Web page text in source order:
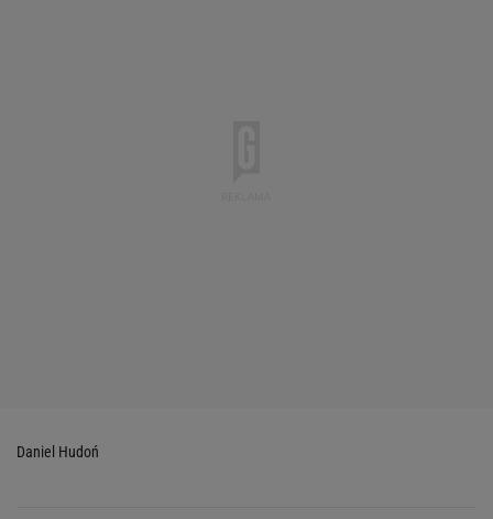
Daniel Hudoń